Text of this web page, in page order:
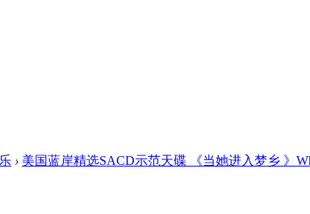
› 美国蓝岸精选SACD示范天碟 《当她进入梦乡 》